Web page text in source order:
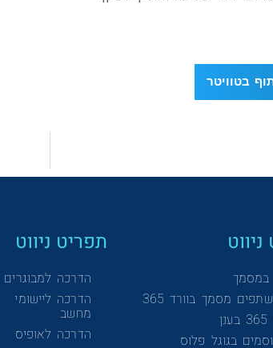
בטוויטר
במסמך
מסמך בוורד 365
בגוגל פלוס
תפריט ניווט
הדרכה למבוגרים
הדרכה ליישומי
מחשב
הדרכה לאופיס